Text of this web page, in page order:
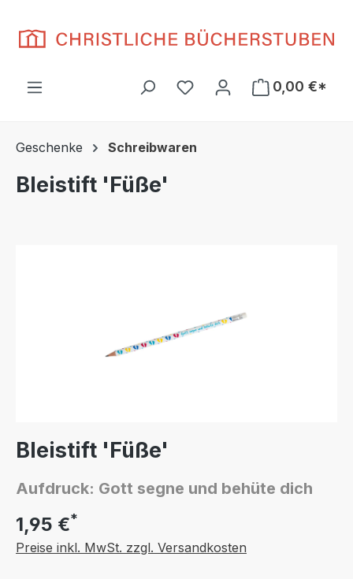
Du hast 0 Produkte auf
0,00 €*
Geschenke Schreibwaren
Bleistift 'Füße'
Bleistift 'Füße'
Aufdruck: Gott segne und behüte dich
1,95 €*
Preise inkl. MwSt. zzgl. Versandkosten